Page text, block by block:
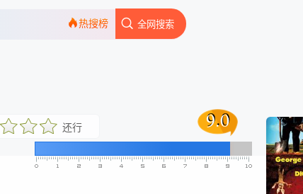
全网搜索
热搜榜
9.0
9.0
还行